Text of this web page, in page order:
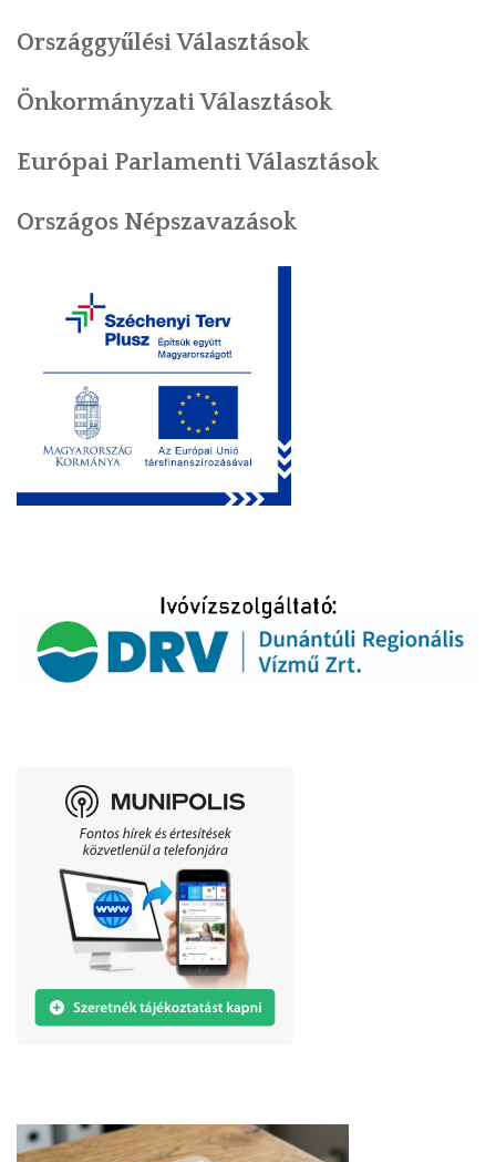
INTÉZMÉNYEK
INFORMÁCIÓK
GALÉRIA
VÁLASZTÁS 2026
TELEPÜLÉSIKÉPVISELŐI VAGYONNYILATKOZATOK – 2026.
ROMA NEMZETISÉGI ÖNKORMÁNYZATI KÉPVISELŐK
VAGYONNYILATKOZATA – 2026. ÉV
Országgyűlési Választások
Önkormányzati Választások
Európai Parlamenti Választások
Országos Népszavazások